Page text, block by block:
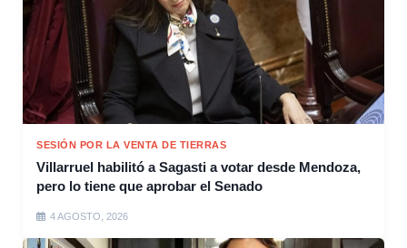
SESIÓN POR LA VENTA DE TIERRAS
Villarruel habilitó a Sagasti a votar desde Mendoza,
pero lo tiene que aprobar el Senado
4 AGOSTO, 2026